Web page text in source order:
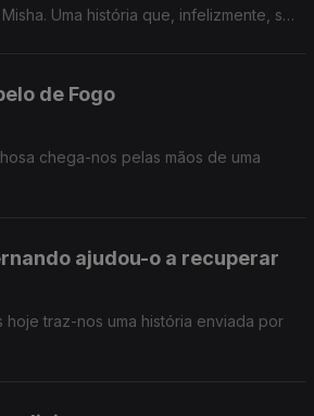
Uma história que, infelizmente, se
de Fogo
chega-nos pelas mãos de uma
ajudou-o a recuperar
hoje traz-nos uma história enviada por